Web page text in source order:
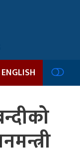
ENGLISH